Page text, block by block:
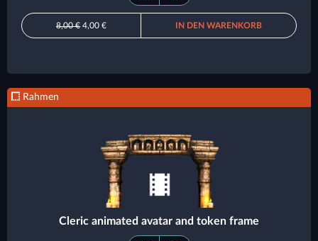
8,00 € 4,00 € IN DEN WARENKORB
Rahmen
Cleric animated avatar and token frame